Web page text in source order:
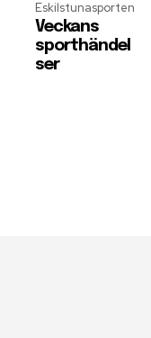
Eskilstunasporten
Veckans
sporthändel
ser